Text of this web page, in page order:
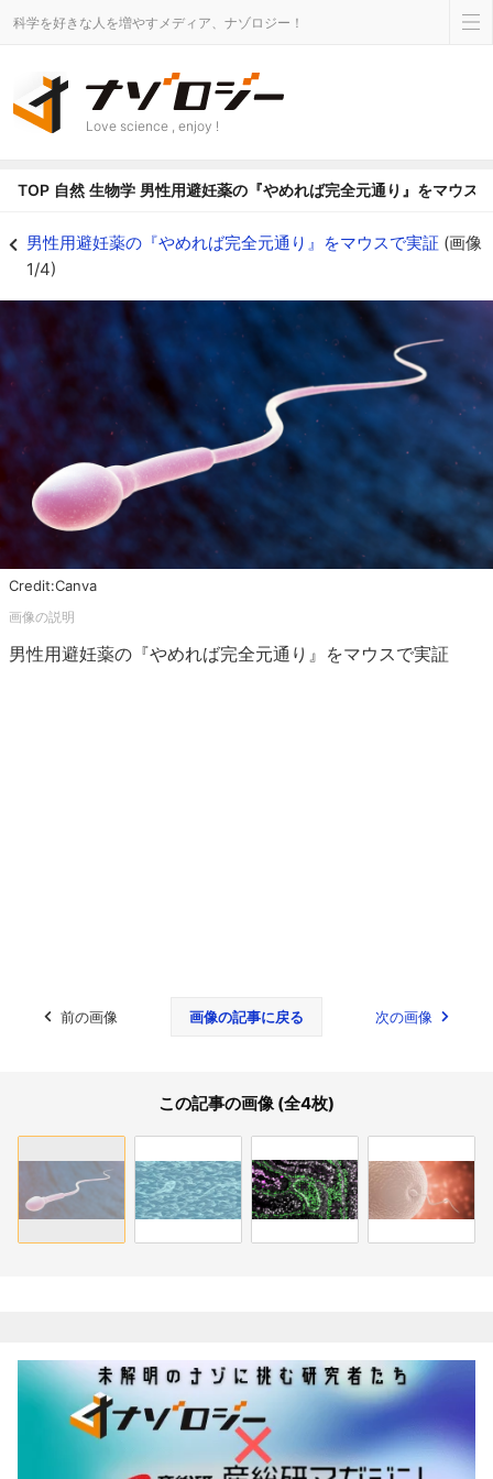
科学を好きな人を増やすメディア、ナゾロジー！
Love science , enjoy !
TOP 自然 生物学 男性用避妊薬の『やめれば完全元通り』をマウス
男性用避妊薬の『やめれば完全元通り』をマウスで実証 (画像
1/4)
Credit:Canva
男性用避妊薬の『やめれば完全元通り』をマウスで実証
前の画像 画像の記事に戻る 次の画像
この記事の画像 (全4枚)